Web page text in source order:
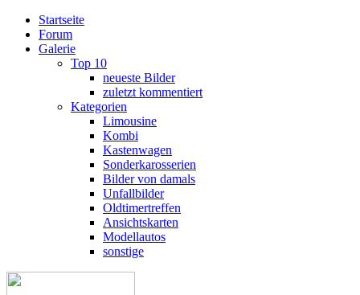
Startseite
Forum
Galerie
Top 10
neueste Bilder
zuletzt kommentiert
Kategorien
Limousine
Kombi
Kastenwagen
Sonderkarosserien
Bilder von damals
Unfallbilder
Oldtimertreffen
Ansichtskarten
Modellautos
sonstige